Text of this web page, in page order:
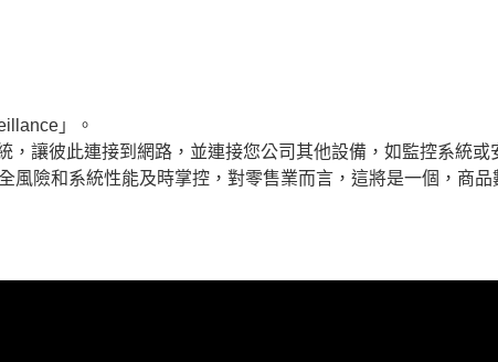
」。
，讓彼此連接到網路，並連接您公司其他設備，如監控系統或
風險和系統性能及時掌控，對零售業而言，這將是一個，商品